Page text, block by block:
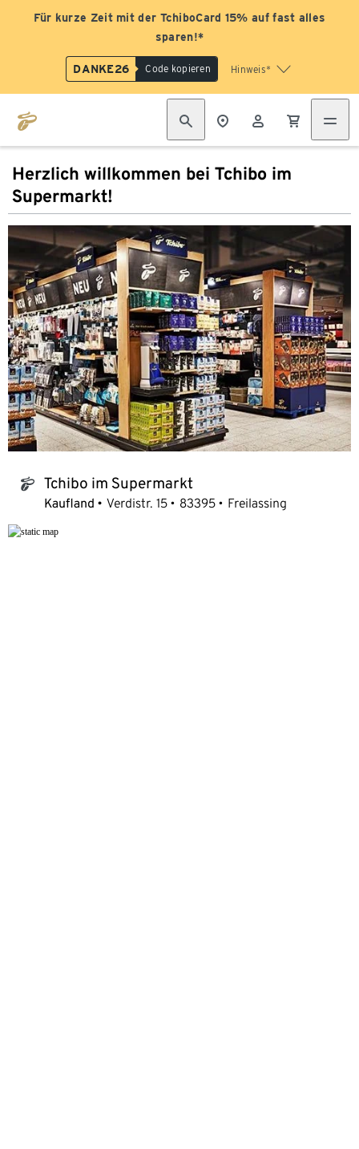
Für kurze Zeit mit der TchiboCard 15% auf fast alles
sparen!*
DANKE26 Code kopieren Hinweis*
Herzlich willkommen bei Tchibo im
Supermarkt!
tchibo_logo Tchibo im Supermarkt
Kaufland Verdistr. 15 83395 Freilassing